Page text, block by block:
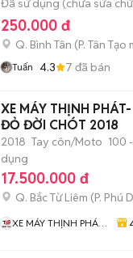
Đã sử dụng (chưa sửa
250.000 đ
Q. Bình Tân (P. Tân Tạo
Tuấn 4.3 7 đã bán
XE MÁY THỊNH
ĐỎ ĐỜI CHÓT 2018
2018 Tay côn/Moto 100
dụng
17.500.000 đ
Q. Bắc Từ Liêm (P. Phú
XE MÁY THỊNH PHÁT